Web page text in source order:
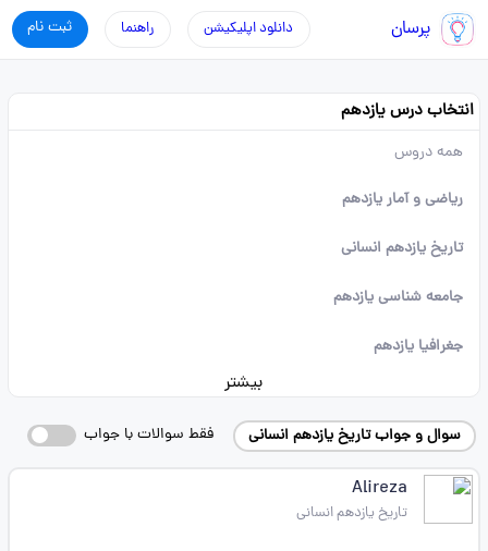
پرسان ثبت نام راهنما دانلود اپلیکیشن
انتخاب درس یازدهم
همه دروس
ریاضی و آمار یازدهم
تاریخ یازدهم انسانی
جامعه شناسی یازدهم
جغرافیا یازدهم
بیشتر
سوال و جواب تاریخ یازدهم انسانی فقط سوالات با جواب
Alireza
تاریخ یازدهم انسانی